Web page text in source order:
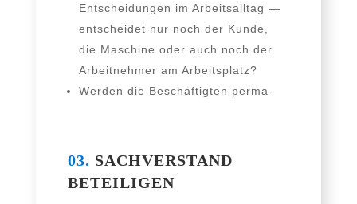
Entscheidungen im Arbeitsalltag —
ent­schei­det nur noch der Kunde,
die Maschine oder auch noch der
Arbeitnehmer am Arbeitsplatz?
Werden die Beschäftigten per­ma­
03. SACHVERSTAND
BETEILIGEN